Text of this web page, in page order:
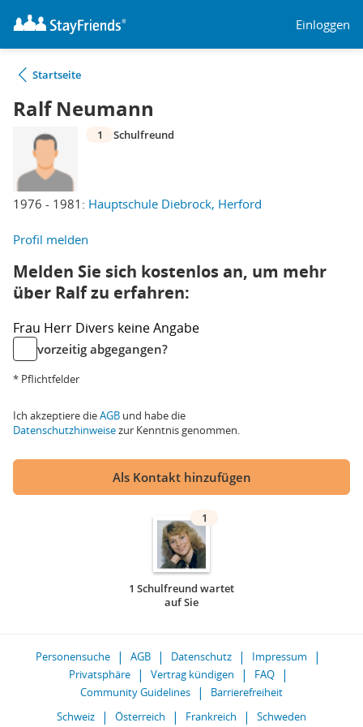
Einloggen
Startseite
Ralf Neumann
1976 - 1981: Hauptschule Diebrock, Herford
1 Schulfreund
Profil melden
Melden Sie sich kostenlos an, um mehr
über Ralf zu erfahren:
Frau Herr Divers keine Angabe
vorzeitig abgegangen?
* Pflichtfelder
Ich akzeptiere dieAGB und habe die
Datenschutzhinweisezur Kenntnis genommen.
Als Kontakt hinzufügen
1
1 Schulfreund wartet
auf Sie
Personensuche AGB Datenschutz
Impressum
Privatsphäre
Vertrag kündigen
FAQ
Community Guidelines
Barrierefreiheit
Schweiz
Österreich Frankreich Schweden